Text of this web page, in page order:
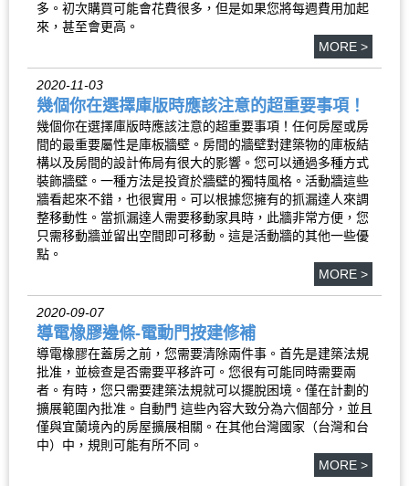
多。初次購買可能會花費很多，但是如果您將每週費用加起
來，甚至會更高。
MORE >
2020-11-03
幾個你在選擇庫版時應該注意的超重要事項！
幾個你在選擇庫版時應該注意的超重要事項！任何房屋或房
間的最重要屬性是庫板牆壁。房間的牆壁對建築物的庫板結
構以及房間的設計佈局有很大的影響。您可以通過多種方式
裝飾牆壁。一種方法是投資於牆壁的獨特風格。活動牆這些
牆看起來不錯，也很實用。可以根據您擁有的抓漏達人來調
整移動性。當抓漏達人需要移動家具時，此牆非常方便，您
只需移動牆並留出空間即可移動。這是活動牆的其他一些優
點。
MORE >
2020-09-07
導電橡膠邊條-電動門按建修補
導電橡膠在蓋房之前，您需要清除兩件事。首先是建築法規
批准，並檢查是否需要平移許可。您很有可能同時需要兩
者。有時，您只需要建築法規就可以擺脫困境。僅在計劃的
擴展範圍內批准。自動門 這些內容大致分為六個部分，並且
僅與宜蘭境內的房屋擴展相關。在其他台灣國家（台灣和台
中）中，規則可能有所不同。
MORE >